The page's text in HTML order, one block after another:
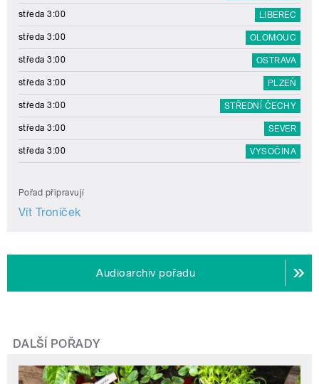
středa 3:00 LIBEREC
středa 3:00 OLOMOUC
středa 3:00 OSTRAVA
středa 3:00 PLZEŇ
středa 3:00 STŘEDNÍ ČECHY
středa 3:00 SEVER
středa 3:00 VYSOČINA
Pořad připravují
Vít Troníček
Audioarchiv pořadu
DALŠÍ POŘADY